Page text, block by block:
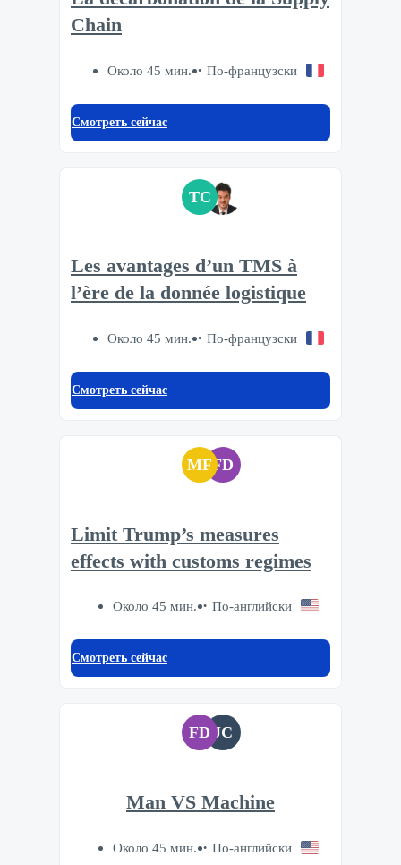
Chain
Около 45 мин. По-французски
Смотреть сейчас
TC
Les avantages d’un TMS à
l’ère de la donnée logistique
Около 45 мин. По-французски
Смотреть сейчас
MF FD
Limit Trump’s measures
effects with customs regimes
Около 45 мин. По-английски
Смотреть сейчас
FD JC
Man VS Machine
Около 45 мин. По-английски